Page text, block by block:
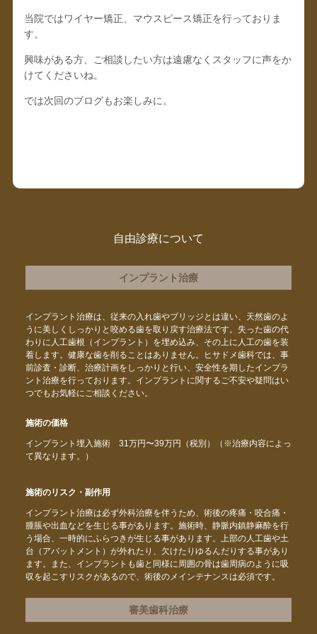
当院ではワイヤー矯正、マウスピース矯正を行っておりま
す。
興味がある方、ご相談したい方は遠慮なくスタッフに声をか
けてくださいね。
では次回のブログもお楽しみに。
自由診療について
インプラント治療
インプラント治療は、従来の入れ歯やブリッジとは違い、天然歯のよ
うに美しくしっかりと咬める歯を取り戻す治療法です。失った歯の代
わりに人工歯根（インプラント）を埋め込み、その上に人工の歯を装
着します。健康な歯を削ることはありません。ヒサドメ歯科では、事
前診査・診断、治療計画をしっかりと行い、安全性を期したインプラ
ント治療を行っております。インプラントに関するご不安や疑問はい
つでもお気軽にご相談ください。
施術の価格
インプラント埋入施術 31万円〜39万円（税別）（※治療内容によっ
て異なります。）
施術のリスク・副作用
インプラント治療は必ず外科治療を伴うため、術後の疼痛・咬合痛・
腫脹や出血などを生じる事があります。施術時、静脈内鎮静麻酔を行
う場合、一時的にふらつきが生じる事があります。上部の人工歯や土
台（アバットメント）が外れたり、欠けたりゆるんだりする事があり
ます。また、インプラントも歯と同様に周囲の骨は歯周病のように吸
収を起こすリスクがあるので、術後のメインテナンスは必須です。
審美歯科治療